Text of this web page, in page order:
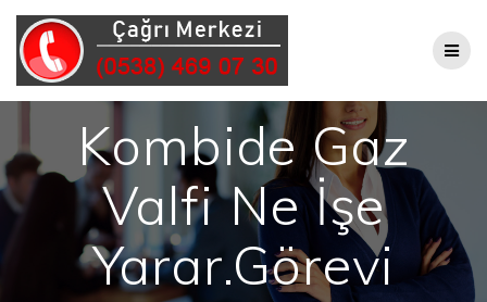
Skip
to
content
Kombide Gaz
Valfi Ne İşe
Yarar.Görevi